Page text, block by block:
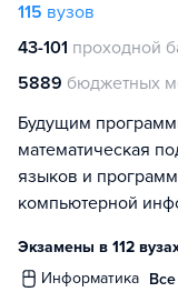
115 вузов
43-101 проходной
5889 бюджетных
Будущим
математическая
языков и
компьютерной
Экзамены в 112
информатика